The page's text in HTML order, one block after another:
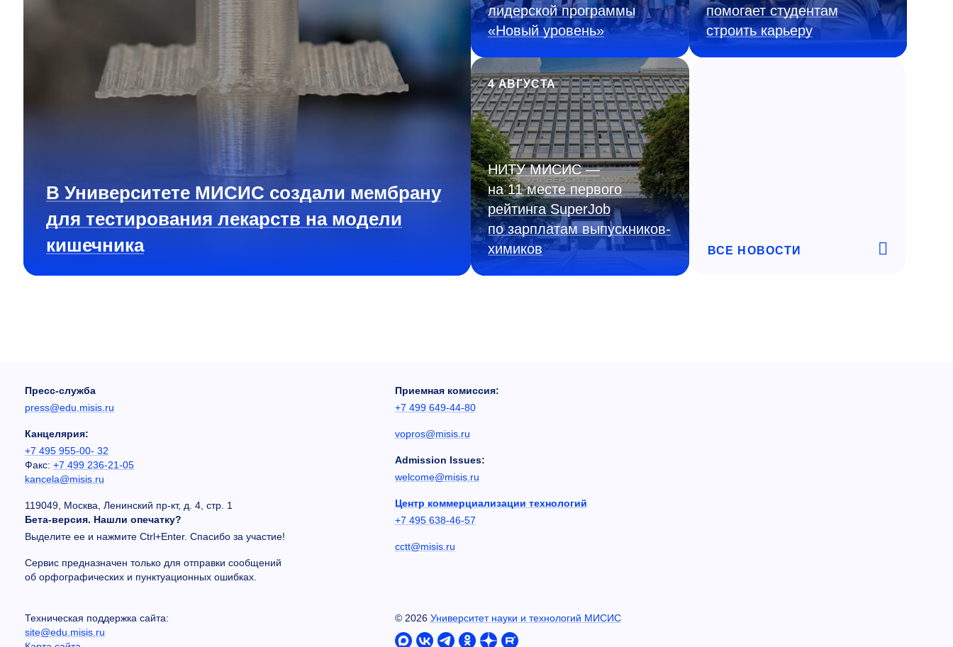
В Университете МИСИС создали мембрану
для тестирования лекарств на модели
кишечника
лидерской программы
«Новый уровень»
помогает студентам
строить карьеру
4 АВГУСТА
НИТУ МИСИС —
на 11 месте первого
рейтинга SuperJob
по зарплатам выпускников-
химиков
ВСЕ НОВОСТИ
Пресс-служба
press@edu.misis.ru
Канцелярия:
+7 495 955-00- 32
Факс: +7 499 236-21-05
kancela@misis.ru
119049, Москва, Ленинский пр-кт, д. 4, стр. 1
Бета-версия. Нашли опечатку?
Выделите ее и нажмите Ctrl+Enter. Спасибо за участие!
Сервис предназначен только для отправки сообщений
об орфографических и пунктуационных ошибках.
Приемная комиссия:
+7 499 649-44-80
vopros@misis.ru
Admission Issues:
welcome@misis.ru
Центр коммерциализации технологий
+7 495 638-46-57
cctt@misis.ru
Техническая поддержка сайта:
site@edu.misis.ru
© 2026 Университет науки и технологий МИСИС